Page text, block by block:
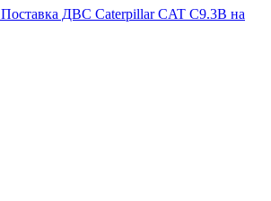
Поставка ДВС Caterpillar CAT C9.3B на